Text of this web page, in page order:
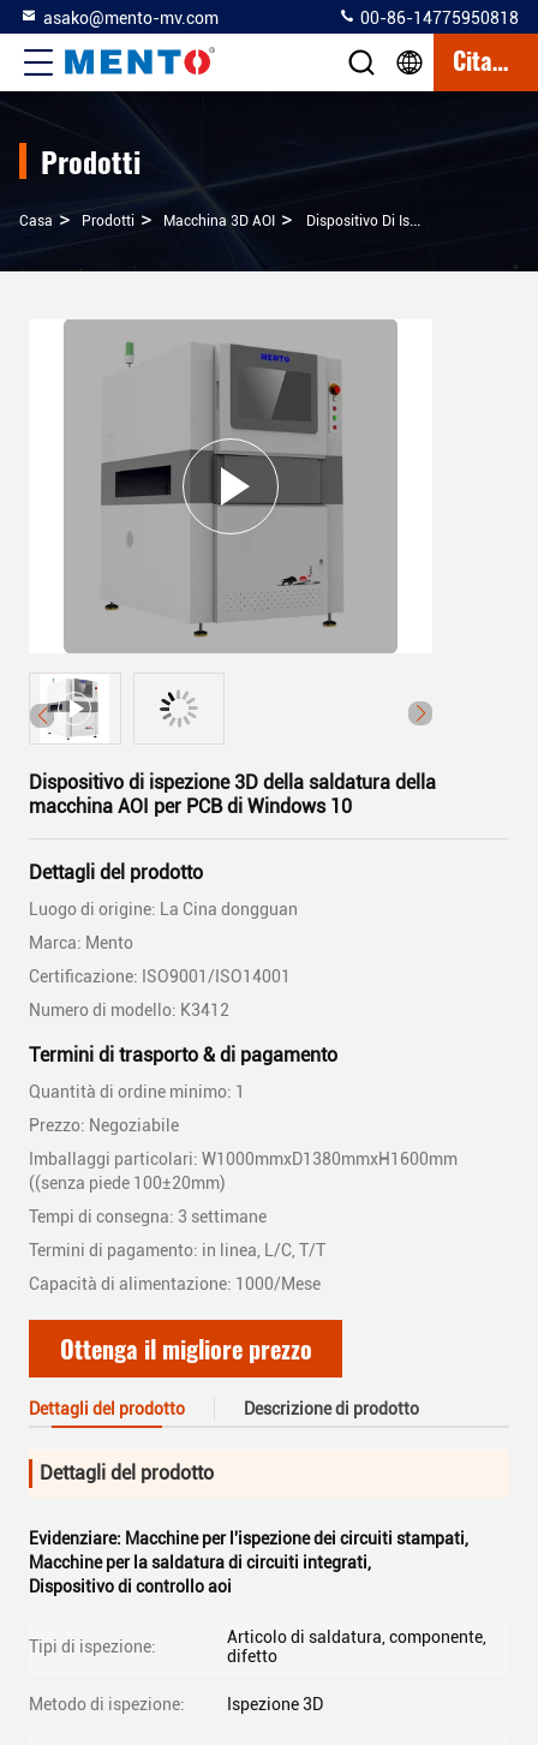
asako@mento-mv.com 00-86-14775950818
Citazione
Prodotti
Casa > Prodotti > Macchina 3D AOI > Dispositivo Di Ispezione 3D Della Saldatura Della Macchina AOI Per PCB Di Windows 10
Dispositivo di ispezione 3D della saldatura della
macchina AOI per PCB di Windows 10
Dettagli del prodotto
Luogo di origine: La Cina dongguan
Marca: Mento
Certificazione: ISO9001/ISO14001
Numero di modello: K3412
Termini di trasporto & di pagamento
Quantità di ordine minimo: 1
Prezzo: Negoziabile
Imballaggi particolari: W1000mmxD1380mmxH1600mm
((senza piede 100±20mm)
Tempi di consegna: 3 settimane
Termini di pagamento: in linea, L/C, T/T
Capacità di alimentazione: 1000/Mese
Ottenga il migliore prezzo
Dettagli del prodotto Descrizione di prodotto
Dettagli del prodotto
Evidenziare: Macchine per l'ispezione dei circuiti stampati,
Macchine per la saldatura di circuiti integrati,
Dispositivo di controllo aoi
Tipi di ispezione:
Articolo di saldatura, componente,
difetto
Metodo di ispezione: Ispezione 3D